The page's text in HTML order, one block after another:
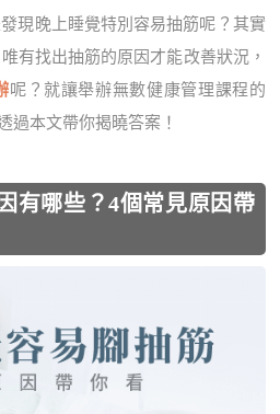
現晚上睡覺特別容易抽筋呢？其實
有找出抽筋的原因才能改善狀況，
呢？就讓舉辦無數健康管理課程的
過本文帶你揭曉答案！
有哪些？4個常見原因帶